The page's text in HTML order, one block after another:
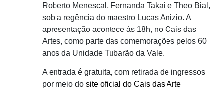
Roberto Menescal, Fernanda Takai e Theo Bial,
sob a regência do maestro Lucas Anizio. A
apresentação acontece às 18h, no Cais das
Artes, como parte das comemorações pelos 60
anos da Unidade Tubarão da Vale.
A entrada é gratuita, com retirada de ingressos
por meio do site oficial do Cais das Arte